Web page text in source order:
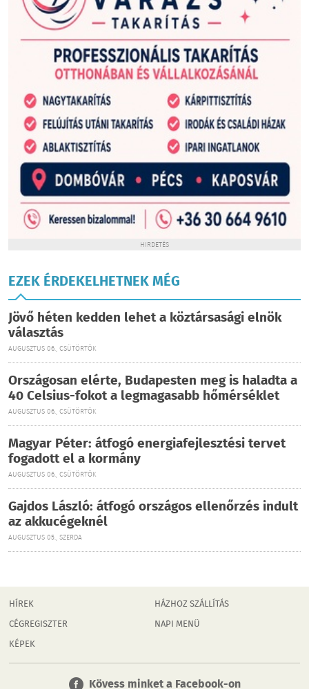
HIRDETÉS
EZEK ÉRDEKELHETNEK MÉG
Jövő héten kedden lehet a köztársasági elnök
választás
AUGUSZTUS 06., CSÜTÖRTÖK
Országosan elérte, Budapesten meg is haladta a
40 Celsius-fokot a legmagasabb hőmérséklet
AUGUSZTUS 06., CSÜTÖRTÖK
Magyar Péter: átfogó energiafejlesztési tervet
fogadott el a kormány
AUGUSZTUS 06., CSÜTÖRTÖK
Gajdos László: átfogó országos ellenőrzés indult
az akkucégeknél
AUGUSZTUS 05., SZERDA
HÍREK
CÉGREGISZTER
KÉPEK
HÁZHOZ SZÁLLÍTÁS
NAPI MENÜ
Kövess minket a Facebook-on